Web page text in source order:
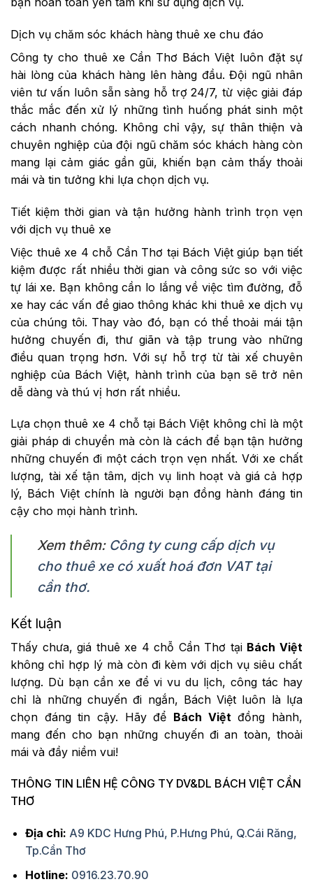
Dịch vụ chăm sóc khách hàng thuê xe chu đáo
Công ty cho thuê xe Cần Thơ Bách Việt luôn đặt sự
hài lòng của khách hàng lên hàng đầu. Đội ngũ nhân
viên tư vấn luôn sẵn sàng hỗ trợ 24/7, từ việc giải đáp
thắc mắc đến xử lý những tình huống phát sinh một
cách nhanh chóng. Không chỉ vậy, sự thân thiện và
chuyên nghiệp của đội ngũ chăm sóc khách hàng còn
mang lại cảm giác gần gũi, khiến bạn cảm thấy thoải
mái và tin tưởng khi lựa chọn dịch vụ.
Tiết kiệm thời gian và tận hưởng hành trình trọn vẹn
với dịch vụ thuê xe
Việc thuê xe 4 chỗ Cần Thơ tại Bách Việt giúp bạn tiết
kiệm được rất nhiều thời gian và công sức so với việc
tự lái xe. Bạn không cần lo lắng về việc tìm đường, đỗ
xe hay các vấn đề giao thông khác khi thuê xe dịch vụ
của chúng tôi. Thay vào đó, bạn có thể thoải mái tận
hưởng chuyến đi, thư giãn và tập trung vào những
điều quan trọng hơn. Với sự hỗ trợ từ tài xế chuyên
nghiệp của Bách Việt, hành trình của bạn sẽ trở nên
dễ dàng và thú vị hơn rất nhiều.
Lựa chọn thuê xe 4 chỗ tại Bách Việt không chỉ là một
giải pháp di chuyển mà còn là cách để bạn tận hưởng
những chuyến đi một cách trọn vẹn nhất. Với xe chất
lượng, tài xế tận tâm, dịch vụ linh hoạt và giá cả hợp
lý, Bách Việt chính là người bạn đồng hành đáng tin
cậy cho mọi hành trình.
Xem thêm: Công ty cung cấp dịch vụ
cho thuê xe có xuất hoá đơn VAT tại
cần thơ.
Kết luận
Thấy chưa, giá thuê xe 4 chỗ Cần Thơ tại Bách Việt
không chỉ hợp lý mà còn đi kèm với dịch vụ siêu chất
lượng. Dù bạn cần xe để vi vu du lịch, công tác hay
chỉ là những chuyến đi ngắn, Bách Việt luôn là lựa
chọn đáng tin cậy. Hãy để Bách Việt đồng hành,
mang đến cho bạn những chuyến đi an toàn, thoải
mái và đầy niềm vui!
THÔNG TIN LIÊN HỆ CÔNG TY DV&DL BÁCH VIỆT CẦN
THƠ
Địa chỉ: A9 KDC Hưng Phú, P.Hưng Phú, Q.Cái Răng,
Tp.Cần Thơ
Hotline: 0916.23.70.90